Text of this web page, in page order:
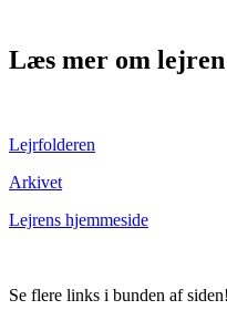
Læs mer om lejren
Lejrfolderen
Arkivet
Lejrens hjemmeside
Se flere links i bunden af siden!